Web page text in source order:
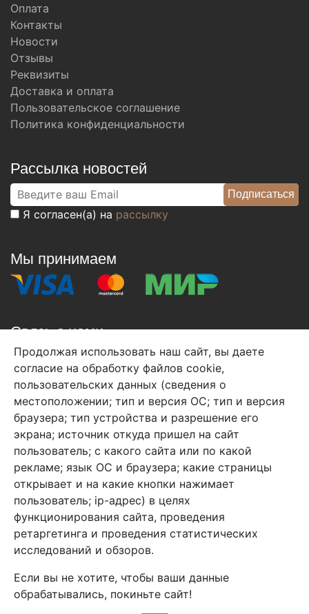
Оплата
Контакты
Новости
Отзывы
Реквизиты
Доставка и оплата
Пользовательское соглашение
Политика конфиденциальности
Рассылка новостей
Я согласен(а) на рассылку
Мы принимаем
Связь с нами
+7 (495) 933-38-08
info@arben-textile.ru- оптовые продажи
Арбен текстиль г. Щелково, пер.
1-й Советский д.25, владение 2.
Мы в соц. сетях
2026 Copyright © Арбен
Продолжая использовать наш сайт, вы даете
согласие на обработку файлов cookie,
пользовательских данных (сведения о
местоположении; тип и версия ОС; тип и версия
браузера; тип устройства и разрешение его
экрана; источник откуда пришел на сайт
пользователь; с какого сайта или по какой
рекламе; язык ОС и браузера; какие страницы
открывает и на какие кнопки нажимает
пользователь; ip-адрес) в целях
функционирования сайта, проведения
ретаргетинга и проведения статистических
исследований и обзоров.
Если вы не хотите, чтобы ваши данные
обрабатывались, покиньте сайт!